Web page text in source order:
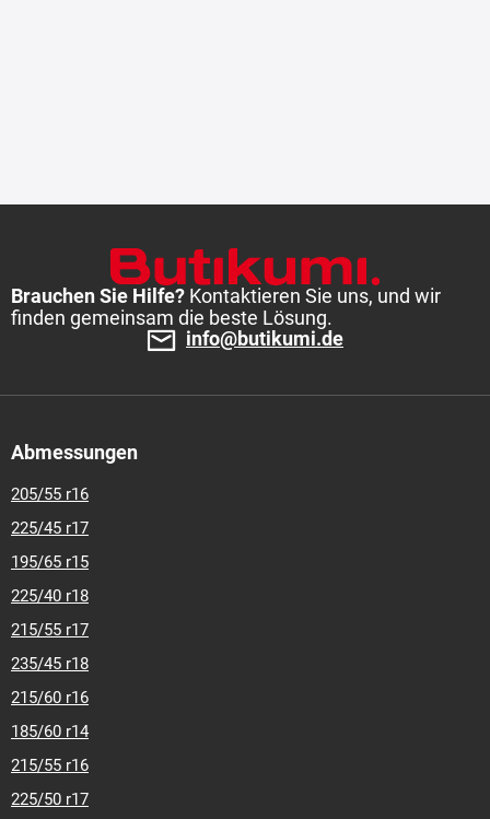
Brauchen Sie Hilfe? Kontaktieren Sie uns, und wir
finden gemeinsam die beste Lösung.
info@butikumi.de
Abmessungen
205/55 r16
225/45 r17
195/65 r15
225/40 r18
215/55 r17
235/45 r18
215/60 r16
185/60 r14
215/55 r16
225/50 r17